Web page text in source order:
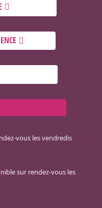
vous les vendredis
sur rendez-vous les